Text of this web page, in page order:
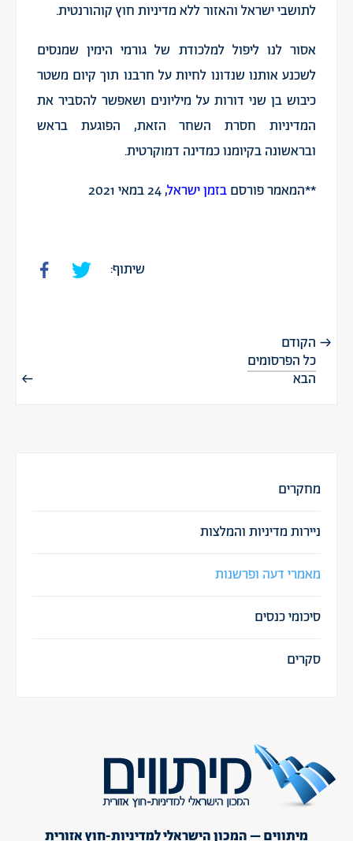
לתושבי ישראל והאזור ללא מדיניות חוץ קוהורנטית.
אסור לנו ליפול למלכודת של גורמי הימין שמנסים
לשכנע אותנו שנדונו לחיות על חרבנו תוך קיום משטר
כיבוש בן שני דורות על מיליונים ושאפשר להסביר את
המדיניות חסרת השחר הזאת, הפוגעת בראש
ובראשונה בקיומנו כמדינה דמוקרטית.
**המאמר פורסם בזמן ישראל, 24 במאי 2021
שיתוף:
הקודם
כל הפרסומים
הבא
מחקרים
ניירות מדיניות והמלצות
מאמרי דעה ופרשנות
סיכומי כנסים
סקרים
מיתווים – המכון הישראלי למדיניות-חוץ אזורית